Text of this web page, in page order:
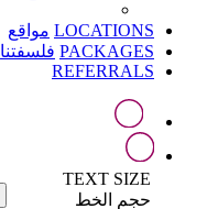
LOCATIONS مواقع
PACKAGES فلسفتنا
REFERRALS
TEXT SIZE
حجم الخط